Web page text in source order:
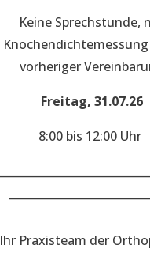
Keine Sprechstunde,
vorheriger
Freitag, 31.07.26
8:00 bis 12:00 Uhr
Ihr Praxisteam der